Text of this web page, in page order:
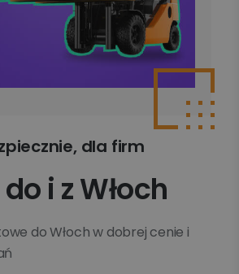
dla firm
i z Włoch
do Włoch w dobrej cenie i